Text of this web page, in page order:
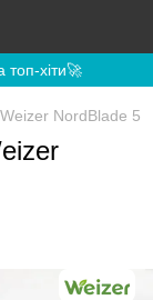
хіти🚀
NordBlade 5